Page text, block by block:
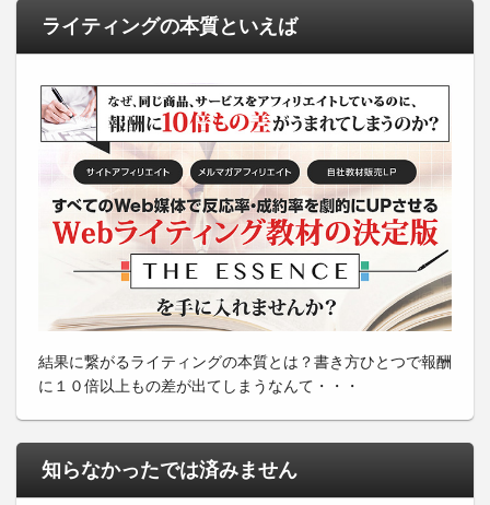
ライティングの本質といえば
結果に繋がるライティングの本質とは？書き方ひとつで報酬
に１０倍以上もの差が出てしまうなんて・・・
知らなかったでは済みません